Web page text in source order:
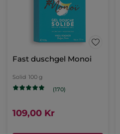
Fast duschgel Monoi
Solid 100 g
(170)
109,00 Kr